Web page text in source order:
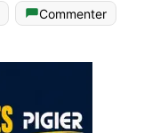
Commenter